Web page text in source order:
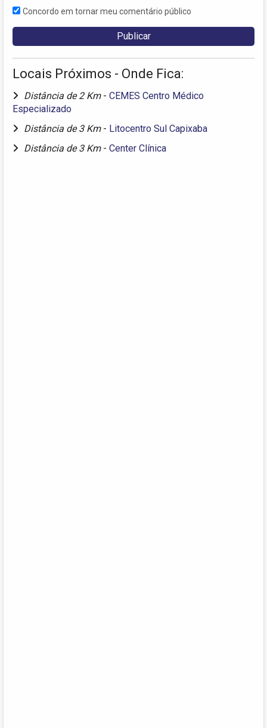
Concordo em tornar meu comentário público
Locais Próximos - Onde Fica:
Distância de 2 Km - CEMES Centro Médico
Especializado
Distância de 3 Km - Litocentro Sul Capixaba
Distância de 3 Km - Center Clínica